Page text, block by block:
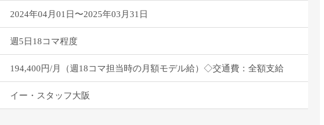
こども支援スタッフ
2024年04月01日〜2025年03月31日
週5日18コマ程度
194,400円/月（週18コマ担当時の月額モデル給）◇交通費：全額支給
イー・スタッフ大阪